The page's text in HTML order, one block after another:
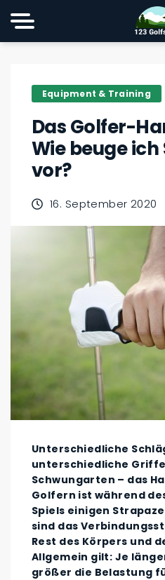
Equipment & Training
Das Golfer-
Wie beuge
vor?
16. September 2020
Unterschiedliche
unterschiedliche
Schwungarten – das
Golfern ist während
Spiels einigen
sind das
Rest des Körpers und
Allgemein gilt: Je
größer die Belastung